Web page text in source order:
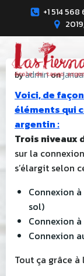
+1 514
byadmin on
Voici, de
éléments qui
argentin :
Trois niveaux
sur la
s’élargit selon
Connexion
sol)
Connexion
Connexion
Tout ça grâce